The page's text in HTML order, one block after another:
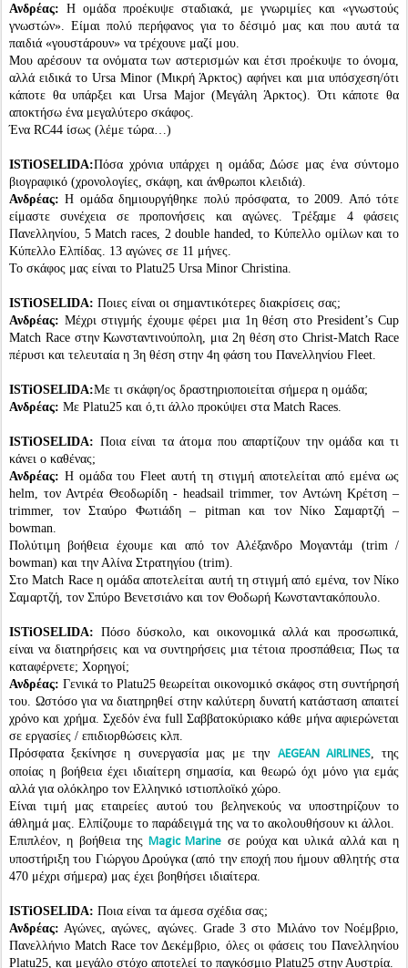
Ανδρέας: Η ομάδα προέκυψε σταδιακά, με γνωριμίες και «γνωστούς
γνωστών». Είμαι πολύ περήφανος για το δέσιμό μας και που αυτά τα
παιδιά «γουστάρουν» να τρέχουνε μαζί μου.
Μου αρέσουν τα ονόματα των αστερισμών και έτσι προέκυψε το όνομα,
αλλά ειδικά το Ursa Minor (Μικρή Άρκτος) αφήνει και μια υπόσχεση/ότι
κάποτε θα υπάρξει και Ursa Major (Μεγάλη Άρκτος). Ότι κάποτε θα
αποκτήσω ένα μεγαλύτερο σκάφος.
Ένα RC44 ίσως (λέμε τώρα…)
ISTiOSELIDA:Πόσα χρόνια υπάρχει η ομάδα; Δώσε μας ένα σύντομο
βιογραφικό (χρονολογίες, σκάφη, και άνθρωποι κλειδιά).
Ανδρέας: Η ομάδα δημιουργήθηκε πολύ πρόσφατα, το 2009. Από τότε
είμαστε συνέχεια σε προπονήσεις και αγώνες. Τρέξαμε 4 φάσεις
Πανελληνίου, 5 Match races, 2 double handed, το Κύπελλο ομίλων και το
Κύπελλο Ελπίδας. 13 αγώνες σε 11 μήνες.
Το σκάφος μας είναι το Platu25 Ursa Minor Christina.
ISTiOSELIDA: Ποιες είναι οι σημαντικότερες διακρίσεις σας;
Ανδρέας: Μέχρι στιγμής έχουμε φέρει μια 1η θέση στο President’s Cup
Match Race στην Κωνσταντινούπολη, μια 2η θέση στο Christ-Match Race
πέρυσι και τελευταία η 3η θέση στην 4η φάση του Πανελληνίου Fleet.
ISTiOSELIDA:Με τι σκάφη/ος δραστηριοποιείται σήμερα η ομάδα;
Ανδρέας: Με Platu25 και ό,τι άλλο προκύψει στα Match Races.
ISTiOSELIDA: Ποια είναι τα άτομα που απαρτίζουν την ομάδα και τι
κάνει ο καθένας;
Ανδρέας: Η ομάδα του Fleet αυτή τη στιγμή αποτελείται από εμένα ως
helm, τον Αντρέα Θεοδωρίδη - headsail trimmer, τον Αντώνη Κρέτση –
trimmer, τον Σταύρο Φωτιάδη – pitman και τον Νίκο Σαμαρτζή –
bowman.
Πολύτιμη βοήθεια έχουμε και από τον Αλέξανδρο Μογαντάμ (trim /
bowman) και την Αλίνα Στρατηγίου (trim).
Στο Match Race η ομάδα αποτελείται αυτή τη στιγμή από εμένα, τον Νίκο
Σαμαρτζή, τον Σπύρο Βενετσιάνο και τον Θοδωρή Κωνσταντακόπουλο.
ISTiOSELIDA: Πόσο δύσκολο, και οικονομικά αλλά και προσωπικά,
είναι να διατηρήσεις και να συντηρήσεις μια τέτοια προσπάθεια; Πως τα
καταφέρνετε; Χορηγοί;
Ανδρέας: Γενικά το Platu25 θεωρείται οικονομικό σκάφος στη συντήρησή
του. Ωστόσο για να διατηρηθεί στην καλύτερη δυνατή κατάσταση απαιτεί
χρόνο και χρήμα. Σχεδόν ένα full Σαββατοκύριακο κάθε μήνα αφιερώνεται
σε εργασίες / επιδιορθώσεις κλπ.
Πρόσφατα ξεκίνησε η συνεργασία μας με την AEGEAN AIRLINES, της
οποίας η βοήθεια έχει ιδιαίτερη σημασία, και θεωρώ όχι μόνο για εμάς
αλλά για ολόκληρο τον Ελληνικό ιστιοπλοϊκό χώρο.
Είναι τιμή μας εταιρείες αυτού του βεληνεκούς να υποστηρίζουν το
άθλημά μας. Ελπίζουμε το παράδειγμά της να το ακολουθήσουν κι άλλοι.
Επιπλέον, η βοήθεια της Magic Marine σε ρούχα και υλικά αλλά και η
υποστήριξη του Γιώργου Δρούγκα (από την εποχή που ήμουν αθλητής στα
470 μέχρι σήμερα) μας έχει βοηθήσει ιδιαίτερα.
ISTiOSELIDA: Ποια είναι τα άμεσα σχέδια σας;
Ανδρέας: Αγώνες, αγώνες, αγώνες. Grade 3 στο Μιλάνο τον Νοέμβριο,
Πανελλήνιο Match Race τον Δεκέμβριο, όλες οι φάσεις του Πανελληνίου
Platu25, και μεγάλο στόχο αποτελεί το παγκόσμιο Platu25 στην Αυστρία.